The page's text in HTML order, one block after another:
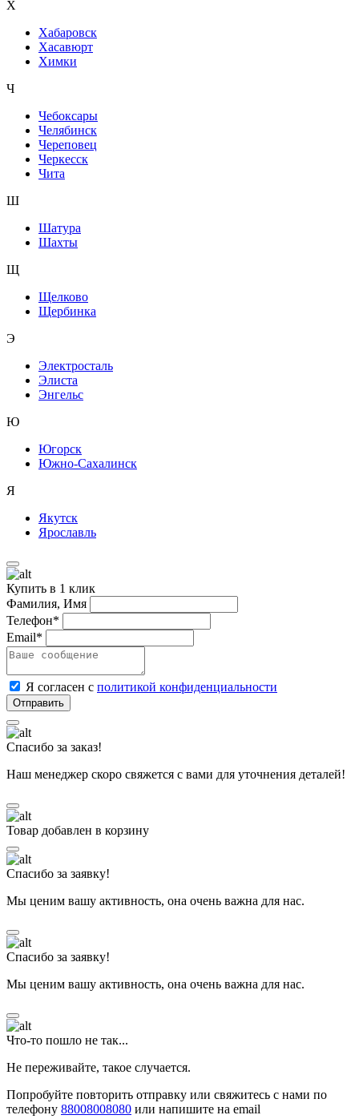
Х
Хабаровск
Хасавюрт
Химки
Ч
Чебоксары
Челябинск
Череповец
Черкесск
Чита
Ш
Шатура
Шахты
Щ
Щелково
Щербинка
Э
Электросталь
Элиста
Энгельс
Ю
Югорск
Южно-Сахалинск
Я
Якутск
Ярославль
Купить в 1 клик
Фамилия, Имя
Телефон*
Email*
Я согласен с политикой конфиденциальности
Спасибо за заказ!
Наш менеджер скоро свяжется с вами для уточнения деталей!
Товар добавлен в корзину
Спасибо за заявку!
Мы ценим вашу активность, она очень важна для нас.
Спасибо за заявку!
Мы ценим вашу активность, она очень важна для нас.
Что-то пошло не так...
Не переживайте, такое случается.
Попробуйте повторить отправку или свяжитесь с нами по
телефону 88008008080 или напишите на email